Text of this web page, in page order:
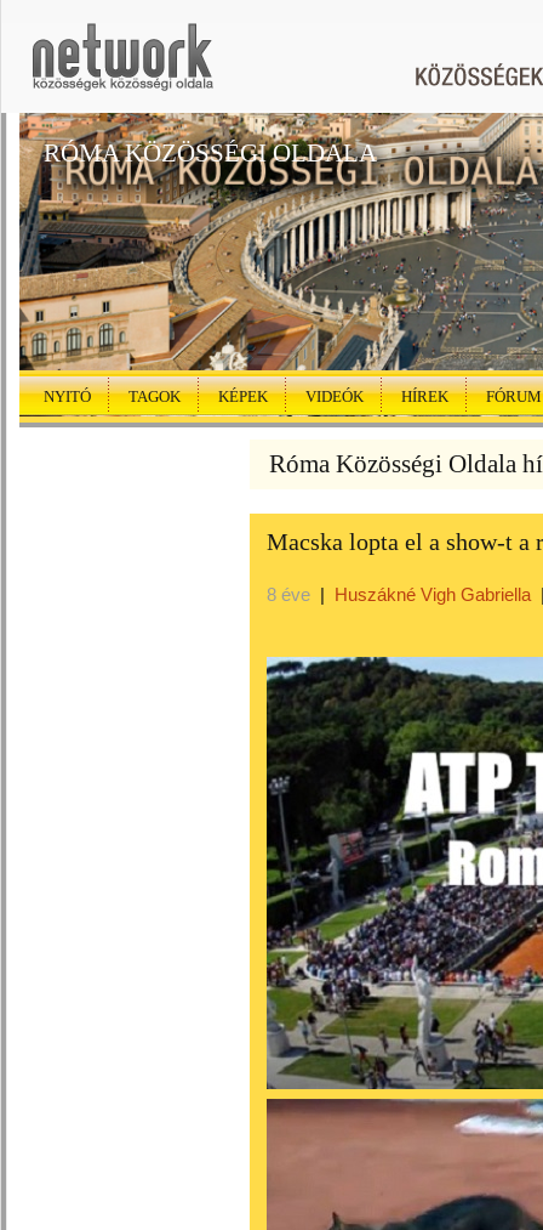
RÓMA KÖZÖSSÉGI OLDALA
NYITÓ TAGOK KÉPEK VIDEÓK HÍREK FÓRUM
Róma Közösségi Oldala
Macska lopta el a show-t a
8 éve | Huszákné Vigh Gabriella